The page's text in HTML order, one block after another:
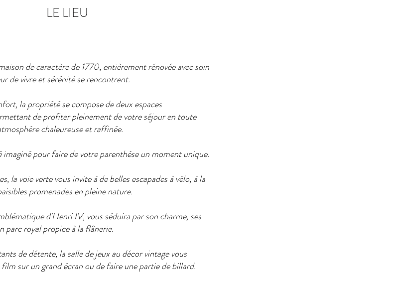
LE LIEU
de caractère de 1770, entièrement rénovée avec soin
de vivre et sérénité se rencontrent.
la propriété se compose de deux espaces
de profiter pleinement de votre séjour en toute
chaleureuse et raffinée.
imaginé pour faire de votre parenthèse un moment unique.
la voie verte vous invite à de belles escapades à vélo, à la
promenades en pleine nature.
d'Henri IV, vous séduira par son charme, ses
parc royal propice à la flânerie.
de détente, la salle de jeux au décor vintage vous
sur un grand écran ou de faire une partie de billard.